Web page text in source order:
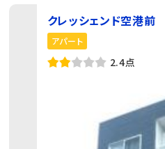
クレッシェンド空港前
アパート
2.4点